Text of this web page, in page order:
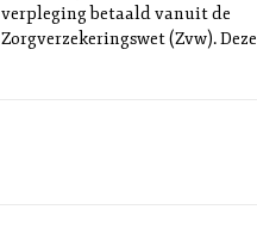
verpleging betaald vanuit de
Zorgverzekeringswet (Zvw). Deze